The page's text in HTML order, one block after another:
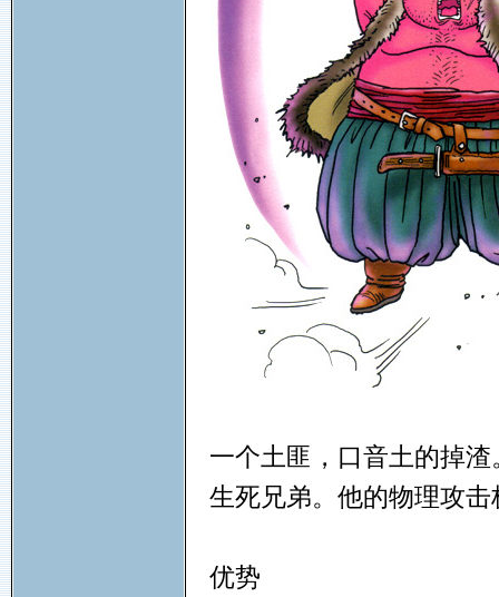
一个土匪，口音土的掉
生死兄弟。他的物理攻
优势